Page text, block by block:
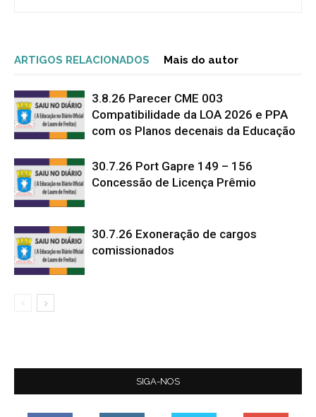
ARTIGOS RELACIONADOS Mais do autor
3.8.26 Parecer CME 003
Compatibilidade da LOA 2026 e PPA
com os Planos decenais da Educação
30.7.26 Port Gapre 149 – 156
Concessão de Licença Prêmio
30.7.26 Exoneração de cargos
comissionados
SIGA-NOS